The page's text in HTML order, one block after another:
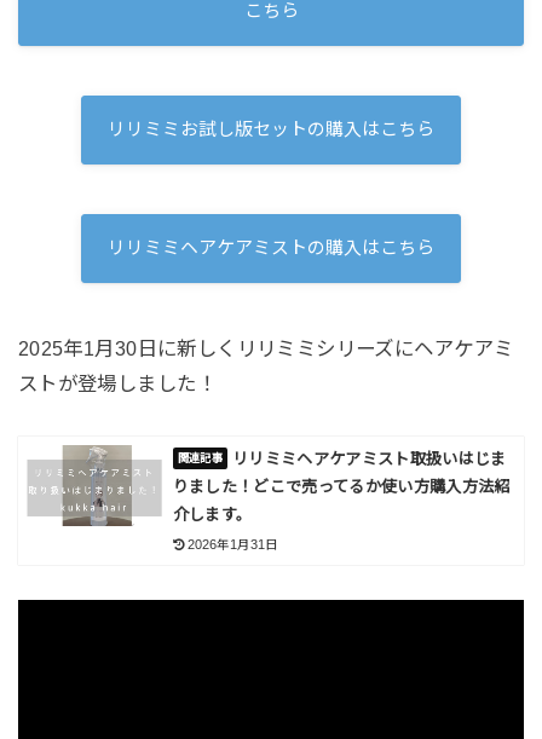
こちら
リリミミお試し版セットの購入はこちら
リリミミヘアケアミストの購入はこちら
2025年1月30日に新しくリリミミシリーズにヘアケアミ
ストが登場しました！
リリミミヘアケアミスト取扱いはじま
りました！どこで売ってるか使い方購入方法紹
介します。
2026年1月31日